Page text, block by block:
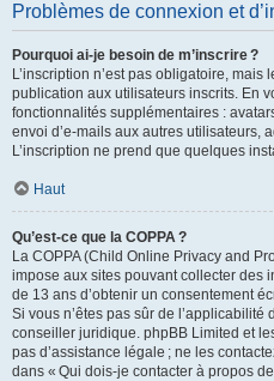
Problèmes de connexion et
Pourquoi ai-je besoin de m’inscrire ?
L’inscription n’est pas obligatoire,
publication aux utilisateurs inscrits. En
fonctionnalités supplémentaires :
envoi d’e-mails aux autres utilisateurs,
L’inscription ne prend que quelques
Haut
Qu’est-ce que la COPPA ?
La COPPA (Child Online Privacy and
impose aux sites pouvant collecter des
de 13 ans d’obtenir un consentement
Si vous n’êtes pas sûr de
conseiller juridique. phpBB Limited et
pas d’assistance légale ; ne les
dans « Qui dois-je contacter à propos